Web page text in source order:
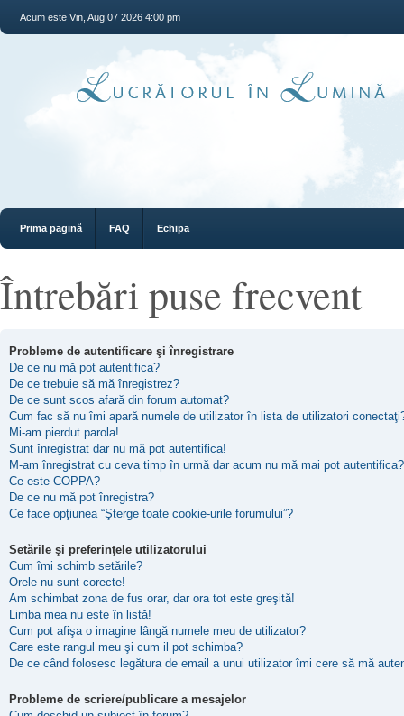
Acum este Vin, Aug 07 2026 4:00 pm
Prima pagină FAQ Echipa
Întrebări puse frecvent
Probleme de autentificare şi înregistrare
De ce nu mă pot autentifica?
De ce trebuie să mă înregistrez?
De ce sunt scos afară din forum automat?
Cum fac să nu îmi apară numele de utilizator în lista de utilizatori
Mi-am pierdut parola!
Sunt înregistrat dar nu mă pot autentifica!
M-am înregistrat cu ceva timp în urmă dar acum nu mă mai pot
Ce este COPPA?
De ce nu mă pot înregistra?
Ce face opţiunea “Şterge toate cookie-urile forumului”?
Setările şi preferinţele utilizatorului
Cum îmi schimb setările?
Orele nu sunt corecte!
Am schimbat zona de fus orar, dar ora tot este greşită!
Limba mea nu este în listă!
Cum pot afişa o imagine lângă numele meu de utilizator?
Care este rangul meu şi cum il pot schimba?
De ce când folosesc legătura de email a unui utilizator îmi cere să mă
Probleme de scriere/publicare a mesajelor